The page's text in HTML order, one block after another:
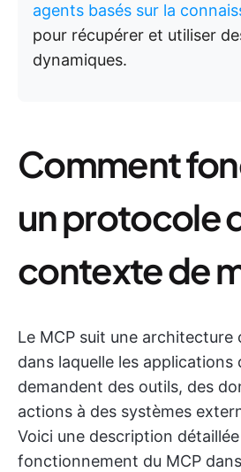
agents basés sur la
pour récupérer et utiliser
dynamiques.
Comment
un protocole
contexte de
Le MCP suit une architecture
dans laquelle les applications
demandent des outils, des
actions à des systèmes
Voici une description
fonctionnement du MCP